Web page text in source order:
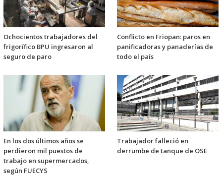
Ochocientos trabajadores del
frigorífico BPU ingresaron al
seguro de paro
Conflicto en Friopan: paros en
panificadoras y panaderías de
todo el país
En los dos últimos años se
perdieron mil puestos de
trabajo en supermercados,
según FUECYS
Trabajador falleció en
derrumbe de tanque de OSE